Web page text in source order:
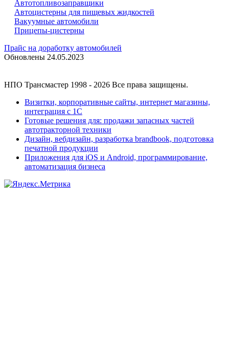
Автотопливозаправщики
Автоцистерны для пищевых жидкостей
Вакуумные автомобили
Прицепы-цистерны
Прайс на доработку автомобилей
Обновлены 24.05.2023
НПО Трансмастер 1998 - 2026 Все права защищены.
Визитки, корпоративные сайты, интернет магазины,
интеграция с 1С
Готовые решения для: продажи запасных частей
автотракторной техники
Дизайн, вебдизайн, разработка brandbook, подготовка
печатной продукции
Приложения для iOS и Android, программирование,
автоматизация бизнеса